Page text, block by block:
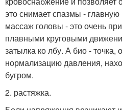
это снимает спазмы -
массаж головы - это очень
плавными круговыми
затылка ко лбу. А био - точка,
нормализацию давления,
бугром.
2. растяжка.